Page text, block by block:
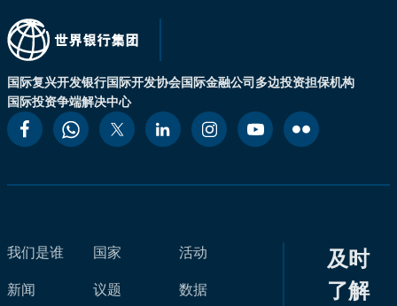
国际复兴开发银行国际开发协会国际金融公司多边投资担保机构
国际投资争端解决中心
我们是谁
新闻
国家
议题
活动
数据
及时
了解